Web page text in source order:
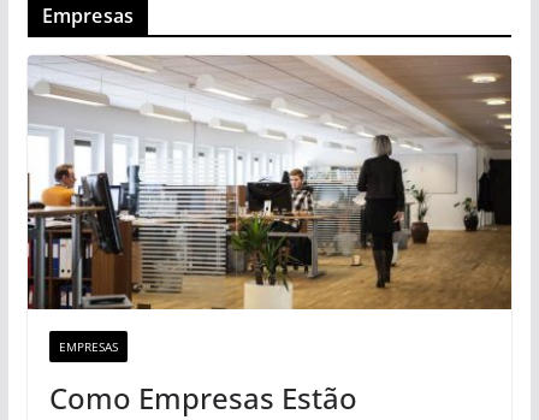
Empresas
EMPRESAS
Como Empresas Estão